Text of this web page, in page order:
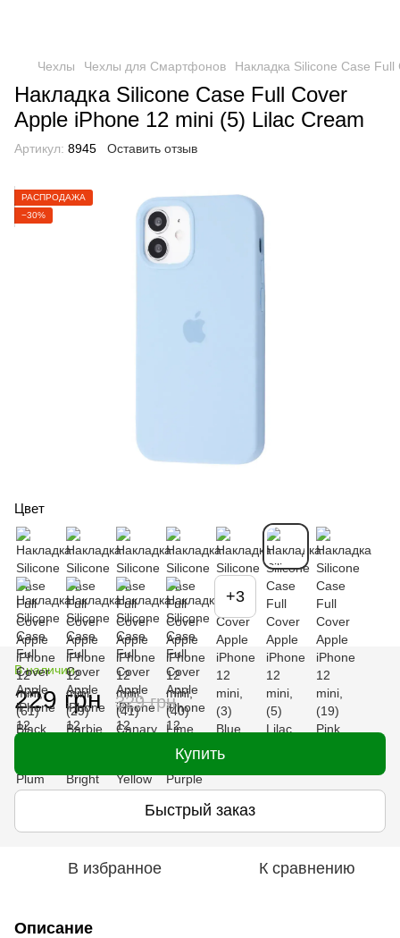
Чехлы Чехлы для Смартфонов Накладка Silicone Case
Накладка Silicone Case Full Cover
Apple iPhone 12 mini (5) Lilac Cream
Артикул: 8945 Оставить отзыв
РАСПРОДАЖА
−30%
Цвет
+3
В наличии
229 грн 329 грн
Купить
Быстрый заказ
В избранное К сравнению
Описание